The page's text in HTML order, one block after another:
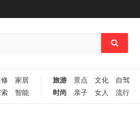
家居
智能
旅游 景点 文化
自驾
时尚
亲子 女人 流行